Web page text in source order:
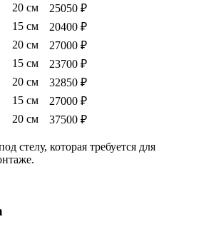
20 см
25050 ₽
15 см
20400 ₽
20 см
27000 ₽
15 см
23700 ₽
20 см
32850 ₽
15 см
27000 ₽
20 см 37500 ₽
стелу, которая требуется для